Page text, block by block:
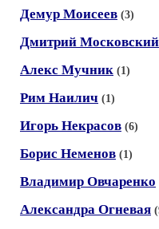
Демур Моисеев (3)
Дмитрий Московский
Алекс Мучник (1)
Рим Наилич (1)
Игорь Некрасов (6)
Борис Неменов (1)
Владимир Овчаренко
Александра Огневая